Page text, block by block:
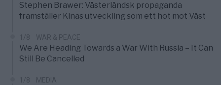
Stephen Brawer: Västerländsk propaganda
framställer Kinas utveckling som ett hot mot Väst
1/8 WAR & PEACE
We Are Heading Towards a War With Russia – It Can
Still Be Cancelled
1/8 MEDIA